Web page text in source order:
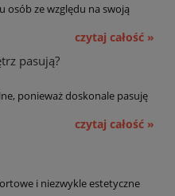
osób ze względu na swoją
czytaj całość »
pasują?
ponieważ doskonale pasuję
czytaj całość »
i niezwykle estetyczne